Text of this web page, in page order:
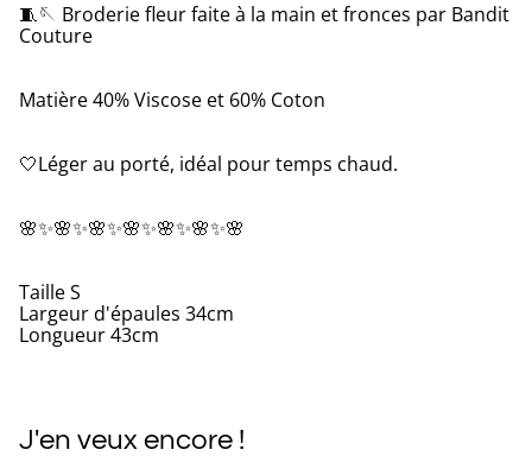
🧵🪡 Broderie fleur faite à la main et fronces par Bandit
Couture
Matière 40% Viscose et 60% Coton
🤍Léger au porté, idéal pour temps chaud.
🌸✨🌸✨🌸✨🌸✨🌸✨🌸✨🌸
Taille S
Largeur d'épaules 34cm
Longueur 43cm
J'en veux encore !